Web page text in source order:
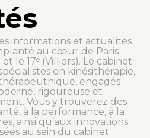
informations et actualités
au cœur de Paris
le 17ᵉ (Villiers). Le cabinet
en kinésithérapie,
engagés
rigoureuse et
Vous y trouverez des
à la performance, à la
ainsi qu’aux innovations
au sein du cabinet.